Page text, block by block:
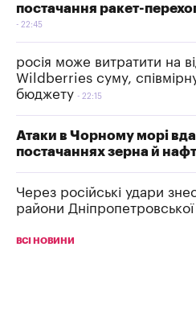
постачання ракет-
22:45
росія може витратити на
Wildberries суму,
бюджету
22:15
Атаки в Чорному морі
постачаннях зерна й
Через російські удари
райони Дніпропетровської
ВСІ НОВИНИ